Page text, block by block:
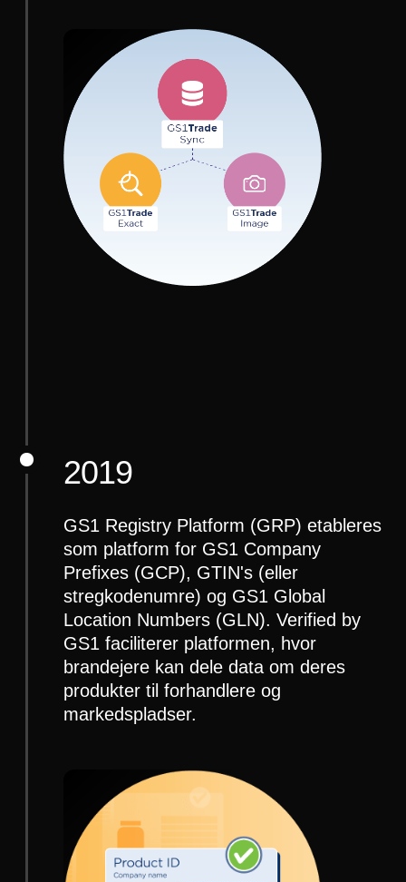
2019
GS1 Registry Platform (GRP) etableres
som platform for GS1 Company
Prefixes (GCP), GTIN's (eller
stregkodenumre) og GS1 Global
Location Numbers (GLN). Verified by
GS1 faciliterer platformen, hvor
brandejere kan dele data om deres
produkter til forhandlere og
markedspladser.